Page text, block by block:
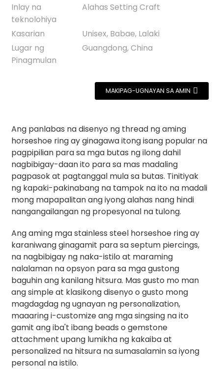
Inlay na
teknolohiya
Alahas Setting Craft
Kasarian
Unisex, Babae, Lalaki
Lugar ng
Pinagmulan
Guangdong, China
MAKIPAG-UGNAYAN SA AMIN
Ang panlabas na disenyo ng thread ng aming
horseshoe ring ay ginagawa itong isang popular na
pagpipilian para sa mga butas ng ilong dahil
nagbibigay-daan ito para sa mas madaling
pagpasok at pagtanggal mula sa butas. Tinitiyak
ng kapaki-pakinabang na tampok na ito na madali
mong mapapalitan ang iyong alahas nang hindi
nangangailangan ng propesyonal na tulong.
Ang aming mga stainless steel horseshoe ring ay
karaniwang ginagamit para sa septum piercings,
na nagbibigay ng naka-istilo at maraming
nalalaman na opsyon para sa mga gustong
baguhin ang kanilang hitsura. Mas gusto mo man
ang simple at klasikong disenyo o gusto mong
magdagdag ng ugnayan ng personalization,
maaaring i-customize ang mga singsing na ito
gamit ang iba't ibang beads o gemstone
attachment upang lumikha ng kakaiba at
personalized na hitsura na sumasalamin sa iyong
personal na istilo.